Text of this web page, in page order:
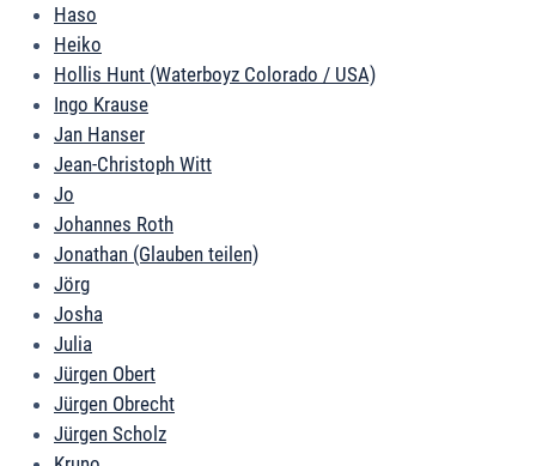
Haso
Heiko
Hollis Hunt (Waterboyz Colorado / USA)
Ingo Krause
Jan Hanser
Jean-Christoph Witt
Jo
Johannes Roth
Jonathan (Glauben teilen)
Jörg
Josha
Julia
Jürgen Obert
Jürgen Obrecht
Jürgen Scholz